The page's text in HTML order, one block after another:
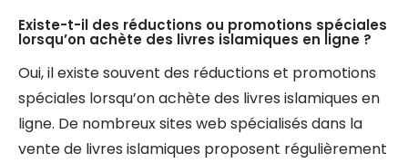
Existe-t-il des réductions ou promotions spéciales
lorsqu’on achète des livres islamiques en ligne ?
Oui, il existe souvent des réductions et promotions
spéciales lorsqu’on achète des livres islamiques en
ligne. De nombreux sites web spécialisés dans la
vente de livres islamiques proposent régulièrement